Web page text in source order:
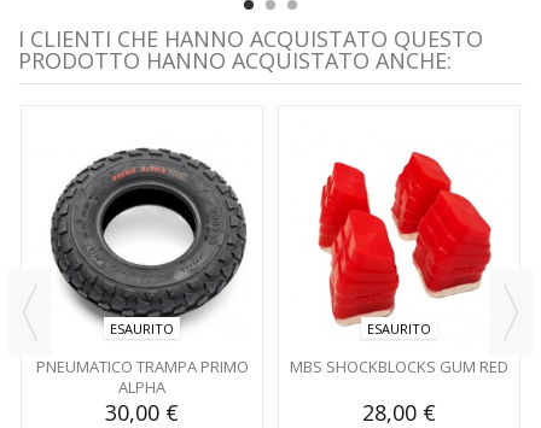
I CLIENTI CHE HANNO ACQUISTATO QUESTO
PRODOTTO HANNO ACQUISTATO ANCHE:
ESAURITO
PNEUMATICO TRAMPA PRIMO
ALPHA
30,00 €
ESAURITO
MBS SHOCKBLOCKS GUM RED
28,00 €